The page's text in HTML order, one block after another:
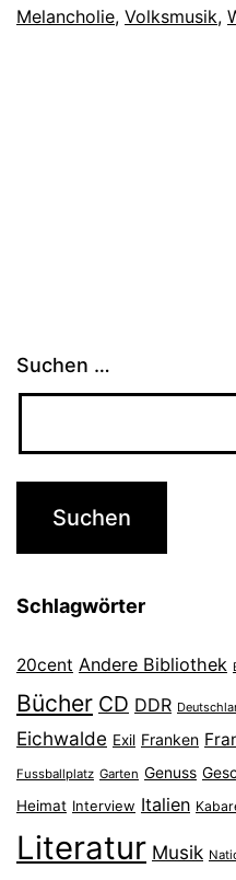
Melancholie, Volksmusik,
Suchen …
Schlagwörter
20cent Andere Bibliothek
Bücher CD DDR
Eichwalde Exil Franken
Fussballplatz Garten Genuss
Heimat Interview Italien
Literatur Musik